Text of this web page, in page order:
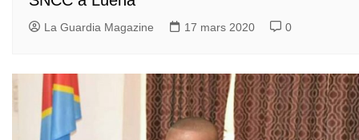
La Guardia Magazine 17 mars 2020 0